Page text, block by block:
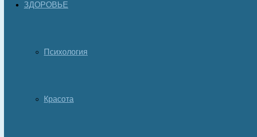
ЗДОРОВЬЕ
Психология
Красота